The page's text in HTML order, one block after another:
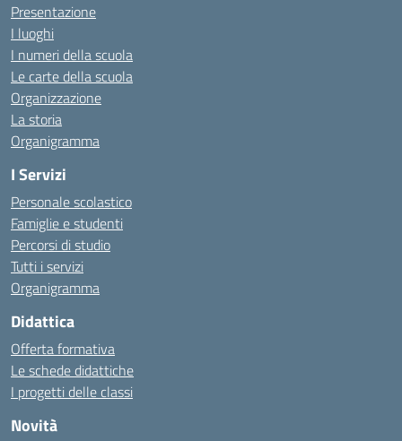
Presentazione
I luoghi
I numeri della scuola
Le carte della scuola
Organizzazione
La storia
Organigramma
I Servizi
Personale scolastico
Famiglie e studenti
Percorsi di studio
Tutti i servizi
Organigramma
Didattica
Offerta formativa
Le schede didattiche
I progetti delle classi
Novità